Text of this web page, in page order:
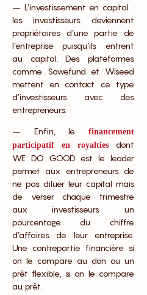
– L’investissement en capital :
les investisseurs deviennent
propriétaires d’une partie de
l’entreprise puisqu’ils entrent
au capital. Des plateformes
comme Sowefund et Wiseed
mettent en contact ce type
d’investisseurs avec des
entrepreneurs.
– Enfin, le financement
participatif en royaltiesdont
WE DO GOOD est le leader
permet aux entrepreneurs de
ne pas diluer leur capital mais
de verser chaque trimestre
aux investisseurs un
pourcentage du chiffre
d’affaires de leur entreprise.
Une contrepartie financière si
on le compare au don ou un
prêt flexible, si on le compare
au prêt.